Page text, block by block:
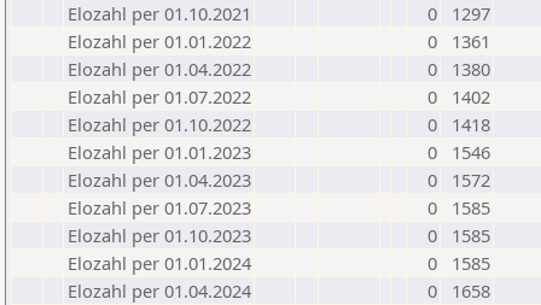
Elozahl per 01.10.2021
0
1297
Elozahl per 01.01.2022
0
1361
Elozahl per 01.04.2022
0
1380
Elozahl per 01.07.2022
0
1402
Elozahl per 01.10.2022
0
1418
Elozahl per 01.01.2023
0
1546
Elozahl per 01.04.2023
0
1572
Elozahl per 01.07.2023
0
1585
Elozahl per 01.10.2023
0
1585
Elozahl per 01.01.2024
0
1585
Elozahl per 01.04.2024
0
1658